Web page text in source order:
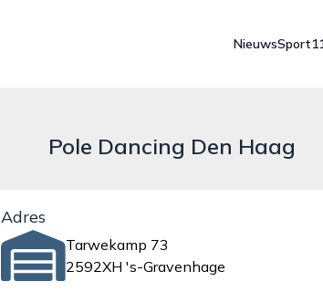
NieuwsSport
Pole Dancing Den Haag
Adres
Tarwekamp 73
2592XH 's-Gravenhage